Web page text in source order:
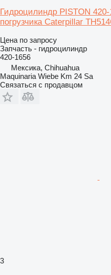
Гидроцилиндр PISTON 420-
погрузчика Caterpillar
Цена по запросу
Запчасть - гидроцилиндр
420-1656
Мексика, Chihuahua
Maquinaria Wiebe Km 24 Sa
Связаться с продавцом
3